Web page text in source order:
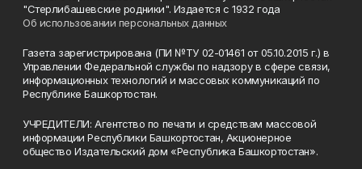
"Стерлибашевские родники". Издается с 1932 года
Об использовании персональных данных
Газета зарегистрирована (ПИ №ТУ 02-01461 от 05.10.2015 г.) в
Управлении Федеральной службы по надзору в сфере связи,
информационных технологий и массовых коммуникаций по
Республике Башкортостан.
УЧРЕДИТЕЛИ: Агентство по печати и средствам массовой
информации Республики Башкортостан, Акционерное
общество Издательский дом «Республика Башкортостан».